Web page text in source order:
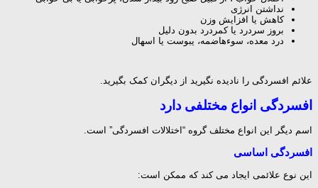
نداشتن انرژی
کاهش یا افزایش وزن
بروز سردرد یا کمردرد بدون دلیل
درد معده، سوءهاضمه، یبوست یا اسهال
علائم افسردگی را نادیده نگیرید از دیگران کمک بگیرید.
افسردگی انواع مختلفی دارد
اسم دیگر این انواع مختلف گروه “اختلالات افسردگی” است.
افسردگی اساسی
این نوع علائمی ایجاد می کند که ممکن است: